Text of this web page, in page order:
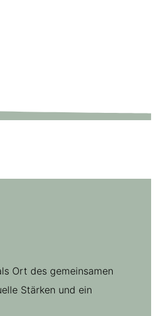
Ort des gemeinsamen
Stärken und ein